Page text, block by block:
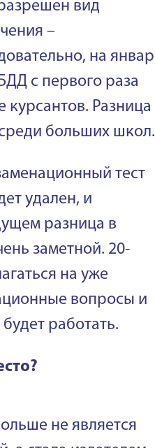
вид
–
на
с первого раза
курсантов. Разница
среди больших школ.
тест
удален, и
разница в
заметной. 20-
на уже
вопросы и
работать.
не является